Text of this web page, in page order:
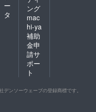
ー
タ
ング
mac
hi-ya
補助
金申
請サ
ポー
ト
デンソーウェーブの登録商標です。